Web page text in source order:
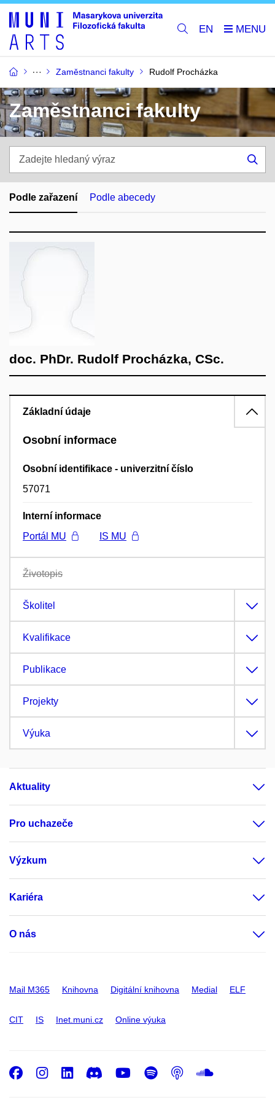
EN
Zaměstnanci fakulty Rudolf Procházka
Zaměstnanci fakulty
hledaný
výraz
Podle zařazení Podle abecedy
doc. PhDr. Rudolf Procházka, CSc.
Základní údaje
Osobní informace
Osobní identifikace - univerzitní číslo
57071
Interní informace
Portál MU
IS MU
Životopis
Školitel
Kvalifikace
Publikace
Projekty
Výuka
Aktuality
Pro uchazeče
Výzkum
Kariéra
O nás
Mail M365 Knihovna Digitální knihovna Medial ELF
CIT IS Inet.muni.cz Online výuka
Facebook
Instagram
LinkedIn
DiscordYoutube
Spotify
Podcast